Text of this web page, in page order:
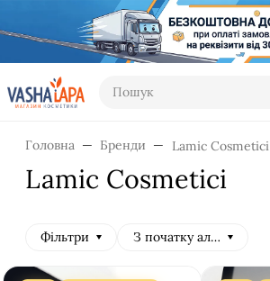
Пошук
Головна Бренди Lamic Cosmetici
Lamic Cosmetici
Фільтри З початку алфавіту